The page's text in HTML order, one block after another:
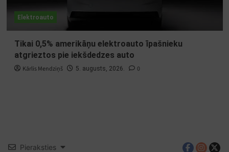
Elektroauto
Tikai 0,5% amerikāņu elektroauto īpašnieku
atgrieztos pie iekšdedzes auto
Kārlis Mendziņš 5. augusts, 2026. 0
Pieraksties